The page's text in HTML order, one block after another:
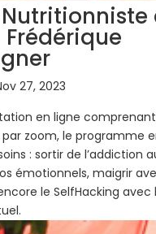
27, 2023
en ligne
zoom, le programme
: sortir de l’addiction
émotionnels, maigrir
le SelfHacking avec